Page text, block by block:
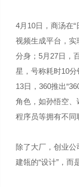
4月10日，商汤在
视频生成平台，
分身；5月27日，
星，号称耗时10
13日，360推出
角色，如孙悟空、
程序员等拥有不同
除了大厂，创业
建瓴的“设计”，而